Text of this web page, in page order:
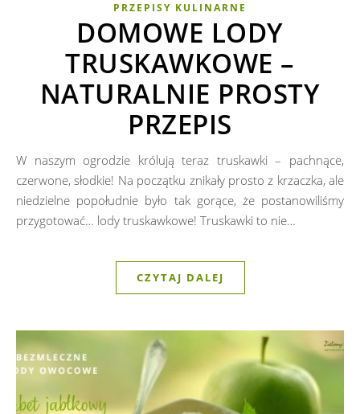
PRZEPISY KULINARNE
DOMOWE LODY
TRUSKAWKOWE –
NATURALNIE PROSTY
PRZEPIS
W naszym ogrodzie królują teraz truskawki – pachnące,
czerwone, słodkie! Na początku znikały prosto z krzaczka, ale
niedzielne popołudnie było tak gorące, że postanowiliśmy
przygotować… lody truskawkowe! Truskawki to nie…
CZYTAJ DALEJ